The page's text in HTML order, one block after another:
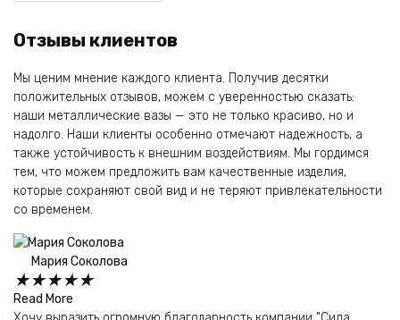
Отзывы клиентов
Мы ценим мнение каждого клиента. Получив десятки
положительных отзывов, можем с уверенностью сказать:
наши металлические вазы — это не только красиво, но и
надолго. Наши клиенты особенно отмечают надежность, а
также устойчивость к внешним воздействиям. Мы гордимся
тем, что можем предложить вам качественные изделия,
которые сохраняют свой вид и не теряют привлекательности
со временем.
Мария Соколова
★★★★★
Read More